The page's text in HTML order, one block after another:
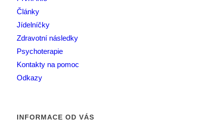
Články
Jídelníčky
Zdravotní následky
Psychoterapie
Kontakty na pomoc
Odkazy
INFORMACE OD VÁS